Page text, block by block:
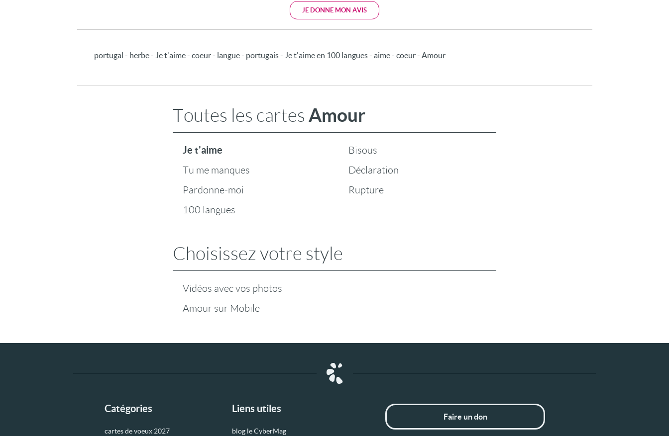
JE DONNE MON AVIS
portugal - herbe - Je t'aime - coeur - langue - portugais - Je t'aime en 100 langues - aime - coeur - Amour
Toutes les cartes Amour
Je t'aime
Tu me manques
Pardonne-moi
100 langues
Bisous
Déclaration
Rupture
Choisissez votre style
Vidéos avec vos photos
Amour sur Mobile
Catégories
cartes de voeux 2027
Liens utiles
blog le CyberMag
Faire un don